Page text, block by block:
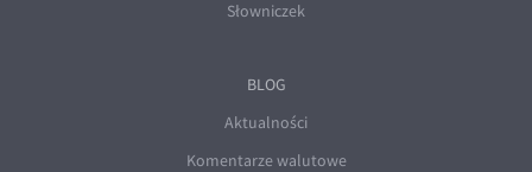
Słowniczek
BLOG
Aktualności
Komentarze walutowe